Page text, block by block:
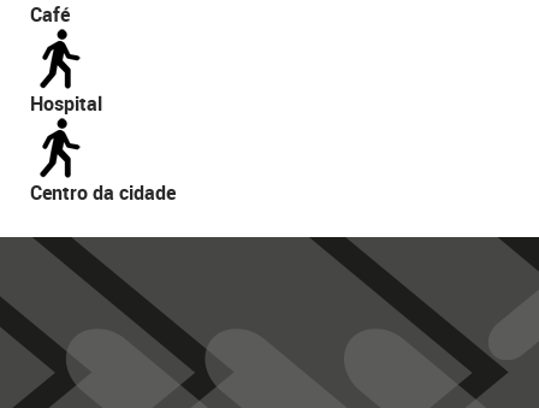
Café
Hospital
Centro da cidade